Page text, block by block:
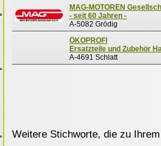
MAG-MOTOREN
- seit 60 Jahren -
A-5082 Grödig
ÖKOPROFI
Ersatzteile und Zubehör
A-4691 Schlatt
Weitere Stichworte, die zu